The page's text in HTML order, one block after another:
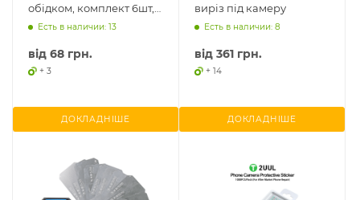
обідком, комплект 6шт,
Sapphire
Есть в наличии: 13
від 68 грн.
+ 3
ДОКЛАДНІШЕ
виріз під камеру
Есть в наличии: 8
від 361 грн.
+ 14
ДОКЛАДНІШЕ